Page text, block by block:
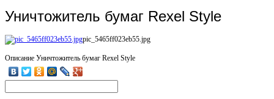
Уничтожитель бумаг Rexel Style
pic_5465ff023eb55.jpg
Описание Уничтожитель бумаг Rexel Style